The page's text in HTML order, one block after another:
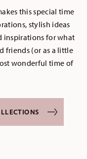
this special time
stylish ideas
inspirations for what
friends (or as a little
wonderful time of